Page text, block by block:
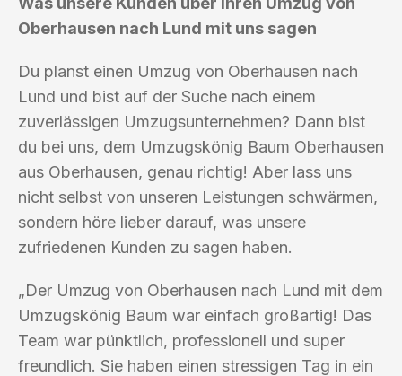
Oberhausen nach Lund mit uns sagen
Du planst einen Umzug von Oberhausen nach
Lund und bist auf der Suche nach einem
zuverlässigen Umzugsunternehmen? Dann bist
du bei uns, dem Umzugskönig Baum Oberhausen
aus Oberhausen, genau richtig! Aber lass uns
nicht selbst von unseren Leistungen schwärmen,
sondern höre lieber darauf, was unsere
zufriedenen Kunden zu sagen haben.
„Der Umzug von Oberhausen nach Lund mit dem
Umzugskönig Baum war einfach großartig! Das
Team war pünktlich, professionell und super
freundlich. Sie haben einen stressigen Tag in ein